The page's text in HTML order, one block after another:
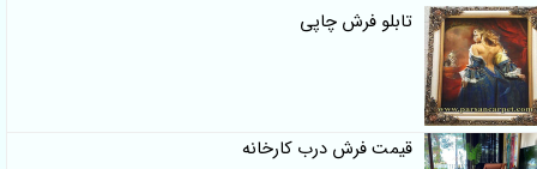
تابلو فرش چاپی
قیمت فرش درب کارخانه